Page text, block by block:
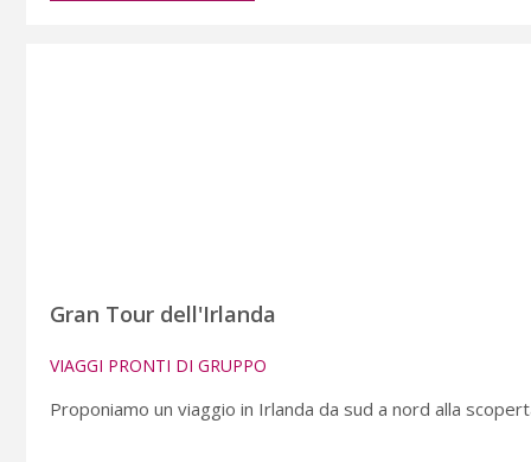
Gran Tour dell'Irlanda
VIAGGI PRONTI DI GRUPPO
Proponiamo un viaggio in Irlanda da sud a nord alla